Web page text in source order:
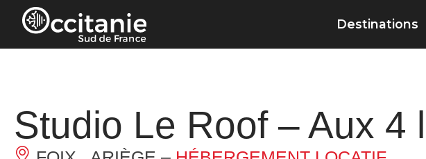
Panneau de gestion des cookies
Destinations
Studio Le Roof – Aux 4